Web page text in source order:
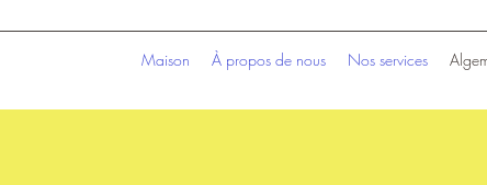
Maison À propos de nous Nos services